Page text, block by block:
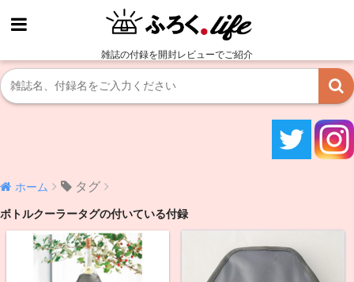
雑誌の付録を開封レビューでご紹介
ホーム タグ
ボトルクーラータグの付いている付録